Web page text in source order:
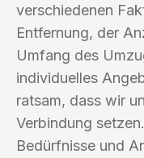
verschiedenen
Entfernung, der
Umfang des
individuelles
ratsam, dass wir
Verbindung
Bedürfnisse und